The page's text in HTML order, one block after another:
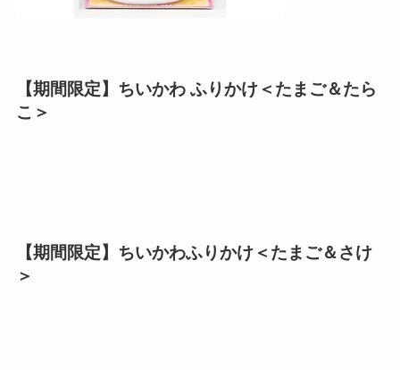
【期間限定】ちいかわ ふりかけ＜たまご＆たら
こ＞
【期間限定】ちいかわふりかけ＜たまご＆さけ
＞